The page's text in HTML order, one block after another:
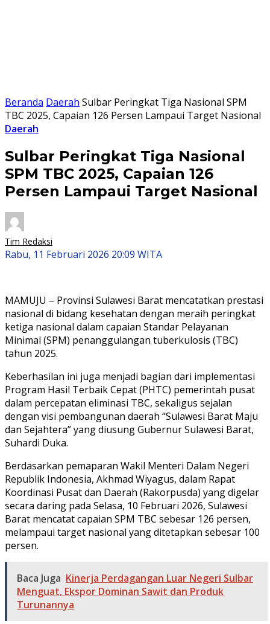
Beranda Daerah Sulbar Peringkat Tiga Nasional SPM
TBC 2025, Capaian 126 Persen Lampaui Target Nasional
Daerah
Sulbar Peringkat Tiga Nasional
SPM TBC 2025, Capaian 126
Persen Lampaui Target Nasional
Tim Redaksi
Rabu, 11 Februari 2026 20:09 WITA
MAMUJU – Provinsi Sulawesi Barat mencatatkan prestasi
nasional di bidang kesehatan dengan meraih peringkat
ketiga nasional dalam capaian Standar Pelayanan
Minimal (SPM) penanggulangan tuberkulosis (TBC)
tahun 2025.
Keberhasilan ini juga menjadi bagian dari implementasi
Program Hasil Terbaik Cepat (PHTC) pemerintah pusat
dalam percepatan eliminasi TBC, sekaligus sejalan
dengan visi pembangunan daerah “Sulawesi Barat Maju
dan Sejahtera” yang diusung Gubernur Sulawesi Barat,
Suhardi Duka.
Berdasarkan pemaparan Wakil Menteri Dalam Negeri
Republik Indonesia, Akhmad Wiyagus, dalam Rapat
Koordinasi Pusat dan Daerah (Rakorpusda) yang digelar
secara daring pada Selasa, 10 Februari 2026, Sulawesi
Barat mencatat capaian SPM TBC sebesar 126 persen,
melampaui target nasional yang ditetapkan sebesar 100
persen.
Baca Juga Kinerja Perdagangan Luar Negeri Sulbar
Menguat, Ekspor Dominan Sawit dan Produk
Turunannya